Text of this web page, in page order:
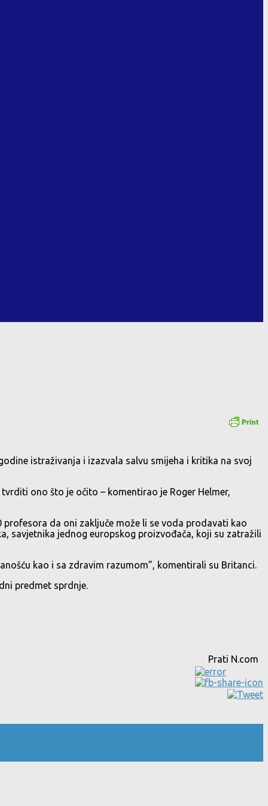
istraživanja i izazvala salvu smijeha i kritika na svoj
ono što je očito – komentirao je Roger Helmer,
profesora da oni zaključe može li se voda prodavati kao
savjetnika jednog europskog proizvođača, koji su zatražili
kao i sa zdravim razumom”, komentirali su Britanci.
predmet sprdnje.
Prati N.com